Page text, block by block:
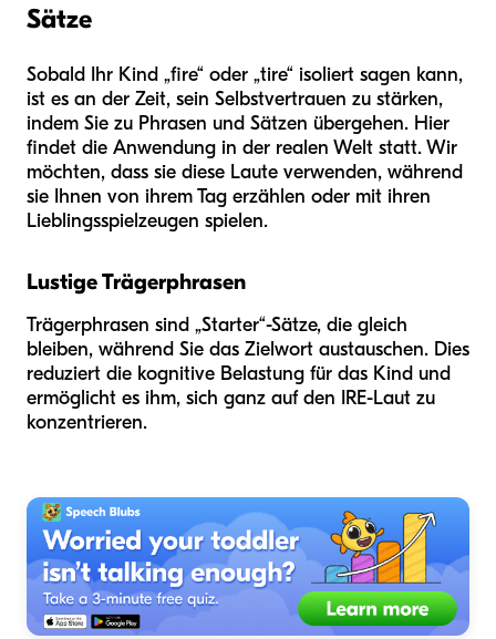
Sätze
Sobald Ihr Kind „fire“ oder „tire“ isoliert sagen kann,
ist es an der Zeit, sein Selbstvertrauen zu stärken,
indem Sie zu Phrasen und Sätzen übergehen. Hier
findet die Anwendung in der realen Welt statt. Wir
möchten, dass sie diese Laute verwenden, während
sie Ihnen von ihrem Tag erzählen oder mit ihren
Lieblingsspielzeugen spielen.
Lustige Trägerphrasen
Trägerphrasen sind „Starter“-Sätze, die gleich
bleiben, während Sie das Zielwort austauschen. Dies
reduziert die kognitive Belastung für das Kind und
ermöglicht es ihm, sich ganz auf den IRE-Laut zu
konzentrieren.